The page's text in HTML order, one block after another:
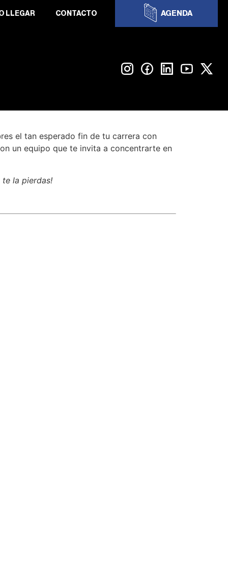
LLEGAR CONTACTO AGENDA
el tan esperado fin de tu carrera con
un equipo que te invita a concentrarte en
te la pierdas!